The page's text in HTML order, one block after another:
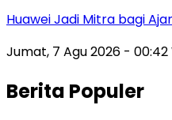
Huawei Jadi Mitra bagi
Jumat, 7 Agu 2026 - 00:42
Berita Populer